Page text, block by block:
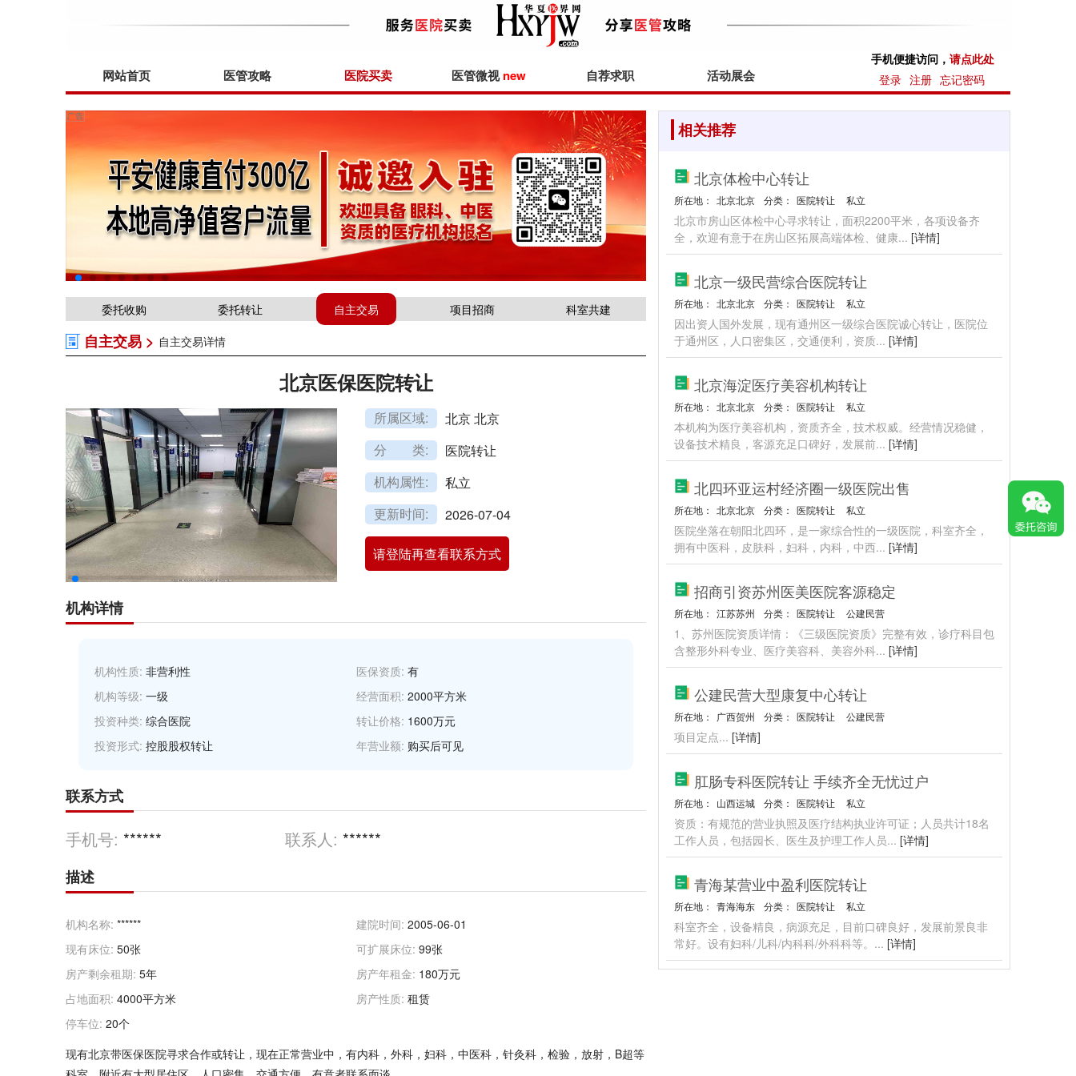
网站首页 医管攻略 医院买卖 医管微视new 自荐求职 活动展会
手机便捷访问， 请点此处
登录 注册 忘记密码
委托收购 委托转让 自主交易 项目招商 科室共建
自主交易 > 自主交易详情
北京医保医院转让
所属区域:
北京 北京
分 类:
医院转让
机构属性:
私立
更新时间:
2026-07-04
请登陆再查看联系方式
机构详情
机构性质: 非营利性 医保资质: 有
机构等级: 一级 经营面积: 2000平方米
投资种类: 综合医院 转让价格: 1600万元
投资形式: 控股股权转让 年营业额: 购买后可见
联系方式
手机号: ****** 联系人: ******
描述
机构名称: ****** 建院时间: 2005-06-01
现有床位: 50张 可扩展床位: 99张
房产剩余租期: 5年 房产年租金: 180万元
占地面积: 4000平方米 房产性质: 租赁
停车位: 20个
现有北京带医保医院寻求合作或转让，现在正常营业中，有内科，外科，妇科，中医科，针灸科，检验，放射，B超等
相关推荐
北京体检中心转让
所在地： 北京北京 分类： 医院转让 私立
北京市房山区体检中心寻求转让，面积2200平米，各项设备齐
全，欢迎有意于在房山区拓展高端体检、健康... [详情]
北京一级民营综合医院转让
所在地： 北京北京 分类： 医院转让 私立
因出资人国外发展，现有通州区一级综合医院诚心转让，医院位
于通州区，人口密集区，交通便利，资质... [详情]
北京海淀医疗美容机构转让
所在地： 北京北京 分类： 医院转让 私立
本机构为医疗美容机构，资质齐全，技术权威。经营情况稳健，
设备技术精良，客源充足口碑好，发展前... [详情]
北四环亚运村经济圈一级医院出售
所在地： 北京北京 分类： 医院转让 私立
医院坐落在朝阳北四环，是一家综合性的一级医院，科室齐全，
拥有中医科，皮肤科，妇科，内科，中西... [详情]
招商引资苏州医美医院客源稳定
所在地： 江苏苏州 分类： 医院转让 公建民营
1、苏州医院资质详情：《三级医院资质》完整有效，诊疗科目包
含整形外科专业、医疗美容科、美容外科... [详情]
公建民营大型康复中心转让
所在地： 广西贺州 分类： 医院转让 公建民营
项目定点... [详情]
肛肠专科医院转让 手续齐全无忧过户
所在地： 山西运城 分类： 医院转让 私立
资质：有规范的营业执照及医疗结构执业许可证；人员共计18名
工作人员，包括园长、医生及护理工作人员... [详情]
青海某营业中盈利医院转让
所在地： 青海海东 分类： 医院转让 私立
科室齐全，设备精良，病源充足，目前口碑良好，发展前景良非
常好。设有妇科/儿科/内科科/外科科等。 ... [详情]